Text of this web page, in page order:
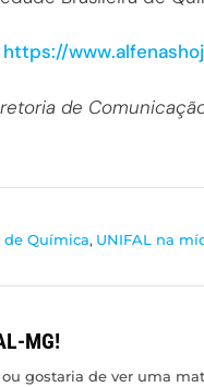
https://
de
Química, UNIFAL na
MG!
gostaria de ver uma